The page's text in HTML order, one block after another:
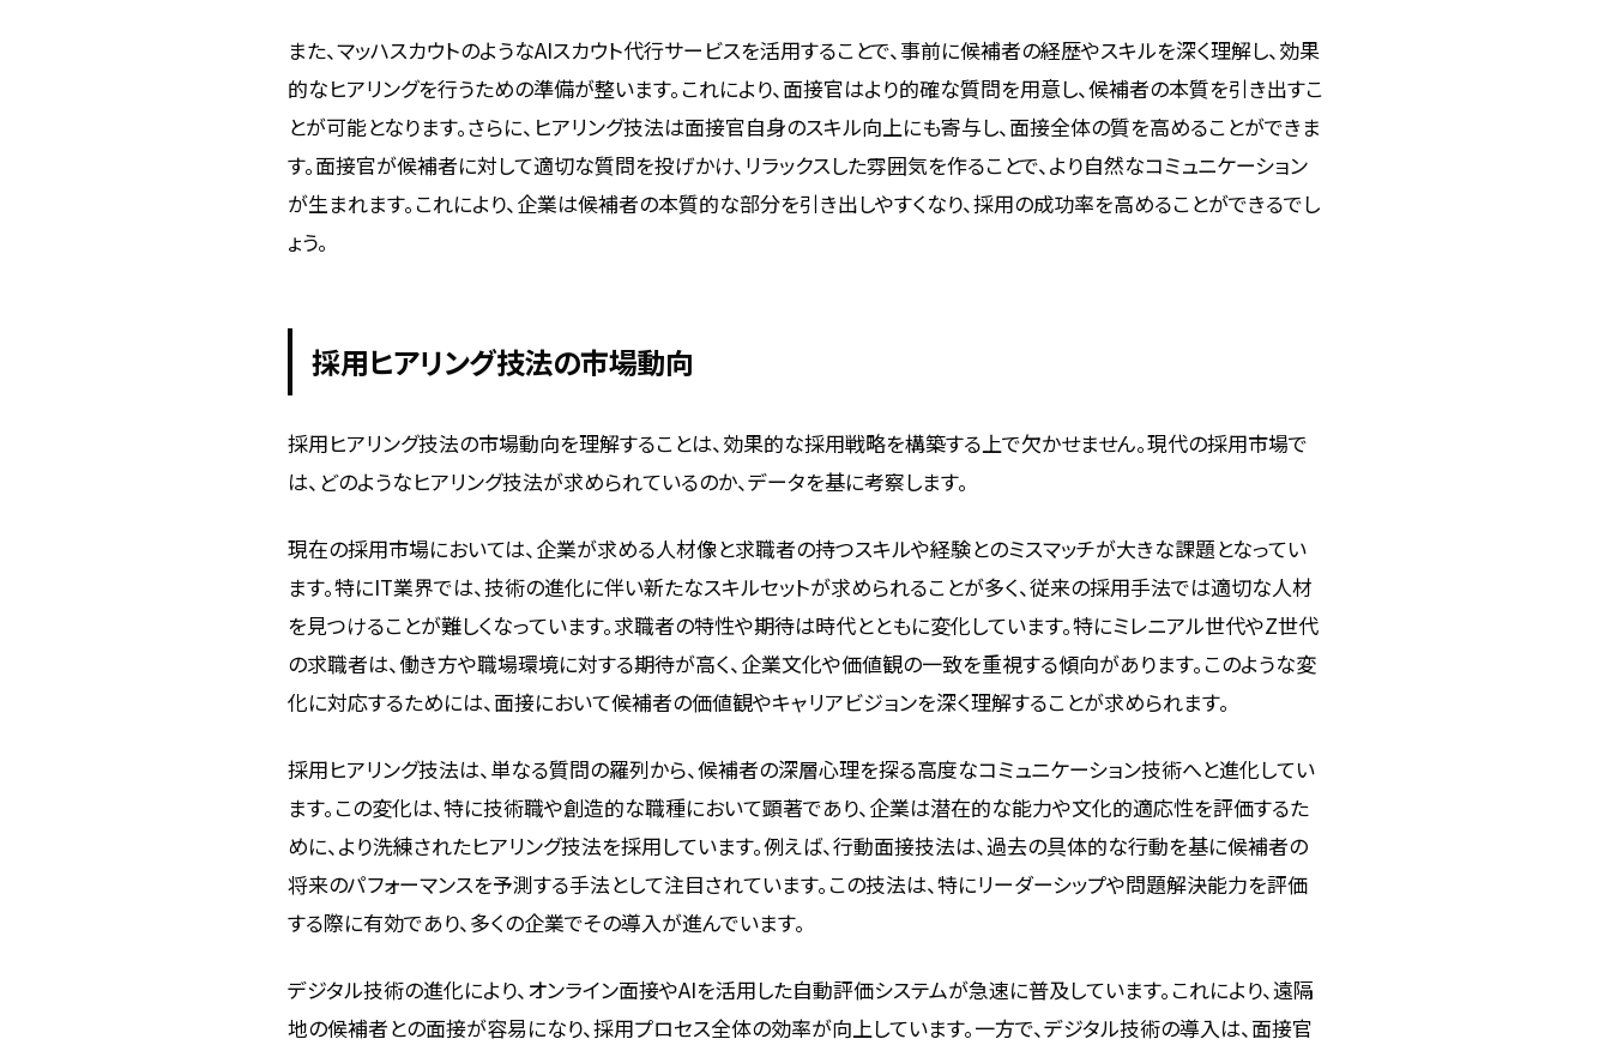
また、マッハスカウトのようなAIスカウト代行サービスを活用することで、事前に候補者の経歴やスキルを深く理解し、効果
的なヒアリングを行うための準備が整います。これにより、面接官はより的確な質問を用意し、候補者の本質を引き出すこ
とが可能となります。さらに、ヒアリング技法は面接官自身のスキル向上にも寄与し、面接全体の質を高めることができま
す。面接官が候補者に対して適切な質問を投げかけ、リラックスした雰囲気を作ることで、より自然なコミュニケーション
が生まれます。これにより、企業は候補者の本質的な部分を引き出しやすくなり、採用の成功率を高めることができるでし
ょう。
採用ヒアリング技法の市場動向
採用ヒアリング技法の市場動向を理解することは、効果的な採用戦略を構築する上で欠かせません。現代の採用市場で
は、どのようなヒアリング技法が求められているのか、データを基に考察します。
現在の採用市場においては、企業が求める人材像と求職者の持つスキルや経験とのミスマッチが大きな課題となってい
ます。特にIT業界では、技術の進化に伴い新たなスキルセットが求められることが多く、従来の採用手法では適切な人材
を見つけることが難しくなっています。求職者の特性や期待は時代とともに変化しています。特にミレニアル世代やZ世代
の求職者は、働き方や職場環境に対する期待が高く、企業文化や価値観の一致を重視する傾向があります。このような変
化に対応するためには、面接において候補者の価値観やキャリアビジョンを深く理解することが求められます。
採用ヒアリング技法は、単なる質問の羅列から、候補者の深層心理を探る高度なコミュニケーション技術へと進化してい
ます。この変化は、特に技術職や創造的な職種において顕著であり、企業は潜在的な能力や文化的適応性を評価するた
めに、より洗練されたヒアリング技法を採用しています。例えば、行動面接技法は、過去の具体的な行動を基に候補者の
将来のパフォーマンスを予測する手法として注目されています。この技法は、特にリーダーシップや問題解決能力を評価
する際に有効であり、多くの企業でその導入が進んでいます。
デジタル技術の進化により、オンライン面接やAIを活用した自動評価システムが急速に普及しています。これにより、遠隔
地の候補者との面接が容易になり、採用プロセス全体の効率が向上しています。一方で、デジタル技術の導入は、面接官